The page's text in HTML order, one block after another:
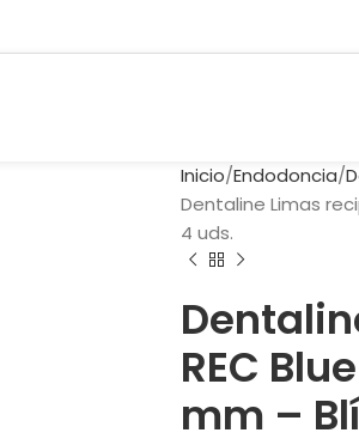
Inicio Endodoncia
Dentaline Limas
4 uds.
REC
mm –